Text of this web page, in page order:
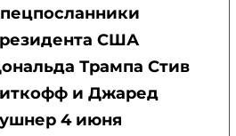
США
Трампа Стив
и Джаред
4 июня